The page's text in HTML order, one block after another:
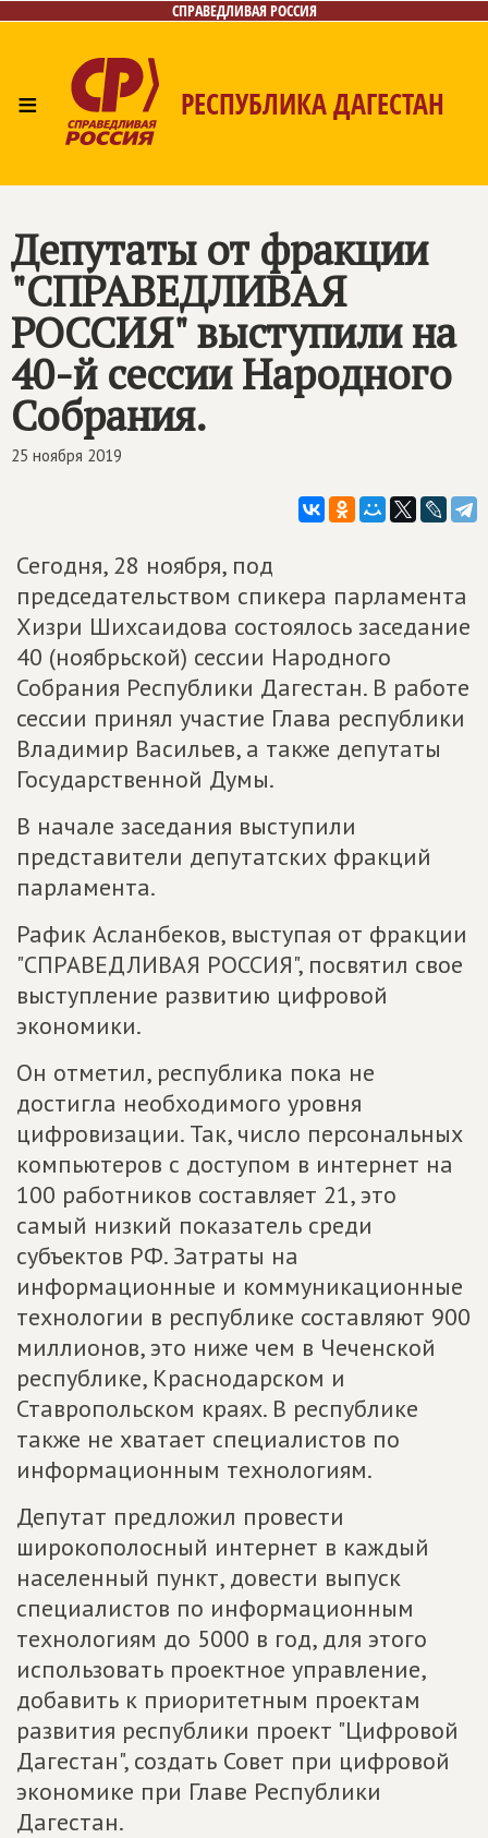
СПРАВЕДЛИВАЯ РОССИЯ
≡ РЕСПУБЛИКА ДАГЕСТАН
Контакты
Депутаты от фракции
"СПРАВЕДЛИВАЯ
РОССИЯ" выступили на
40-й сессии Народного
Собрания.
25 ноября 2019
Сегодня, 28 ноября, под
председательством спикера парламента
Хизри Шихсаидова состоялось заседание
40 (ноябрьской) сессии Народного
Собрания Республики Дагестан. В работе
сессии принял участие Глава республики
Владимир Васильев, а также депутаты
Государственной Думы.
В начале заседания выступили
представители депутатских фракций
парламента.
Рафик Асланбеков, выступая от фракции
"СПРАВЕДЛИВАЯ РОССИЯ", посвятил свое
выступление развитию цифровой
экономики.
Он отметил, республика пока не
достигла необходимого уровня
цифровизации. Так, число персональных
компьютеров с доступом в интернет на
100 работников составляет 21, это
самый низкий показатель среди
субъектов РФ. Затраты на
информационные и коммуникационные
технологии в республике составляют 900
миллионов, это ниже чем в Чеченской
республике, Краснодарском и
Ставропольском краях. В республике
также не хватает специалистов по
информационным технологиям.
Депутат предложил провести
широкополосный интернет в каждый
населенный пункт, довести выпуск
специалистов по информационным
технологиям до 5000 в год, для этого
использовать проектное управление,
добавить к приоритетным проектам
развития республики проект "Цифровой
Дагестан", создать Совет при цифровой
экономике при Главе Республики
Дагестан.